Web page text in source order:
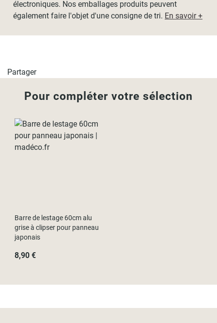
électroniques. Nos emballages produits peuvent
également faire l'objet d'une consigne de tri. En savoir +
Partager
Pour compléter votre sélection
Barre de lestage 60cm alu
grise à clipser pour panneau
japonais
8,90 €